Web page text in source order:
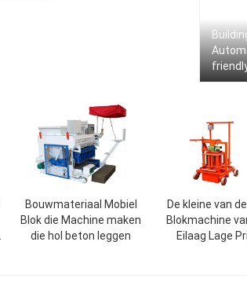
Bouwmateriaal Mobiel
Blok die Machine maken
die hol beton leggen
De kleine van
Blokmachine
Eilaag Lage